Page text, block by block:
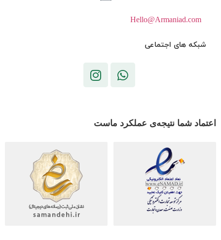
Hello@Armaniad.com
شبکه های اجتماعی
اعتماد شما نتیجه‌ی عملکرد ماست